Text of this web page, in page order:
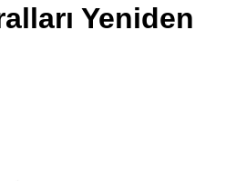
Yeniden